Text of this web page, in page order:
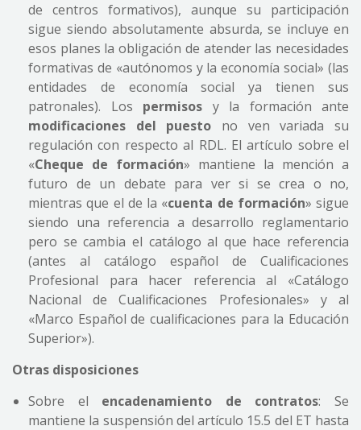
de centros formativos), aunque su participación
sigue siendo absolutamente absurda, se incluye en
esos planes la obligación de atender las necesidades
formativas de «autónomos y la economía social» (las
entidades de economía social ya tienen sus
patronales). Los permisos y la formación ante
modificaciones
del puesto no ven variada su
regulación con respecto al RDL. El artículo sobre el
«Cheque de formación» mantiene la mención a
futuro de un debate para ver si se crea o no,
mientras que el de la «cuenta de formación» sigue
siendo una referencia a desarrollo reglamentario
pero se cambia el catálogo al que hace referencia
(antes al catálogo español de Cualificaciones
Profesional para hacer referencia al «Catálogo
Nacional de Cualificaciones Profesionales» y al
«Marco Español de cualificaciones para la Educación
Superior»).
Otras disposiciones
Sobre el encadenamiento de contratos: Se
mantiene la suspensión del artículo 15.5 del ET hasta